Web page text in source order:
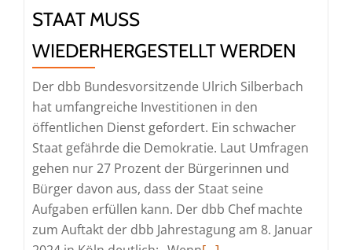
STAAT MUSS
WIEDERHERGESTELLT WERDEN
Der dbb Bundesvorsitzende Ulrich Silberbach
hat umfangreiche Investitionen in den
öffentlichen Dienst gefordert. Ein schwacher
Staat gefährde die Demokratie. Laut Umfragen
gehen nur 27 Prozent der Bürgerinnen und
Bürger davon aus, dass der Staat seine
Aufgaben erfüllen kann. Der dbb Chef machte
zum Auftakt der dbb Jahrestagung am 8. Januar